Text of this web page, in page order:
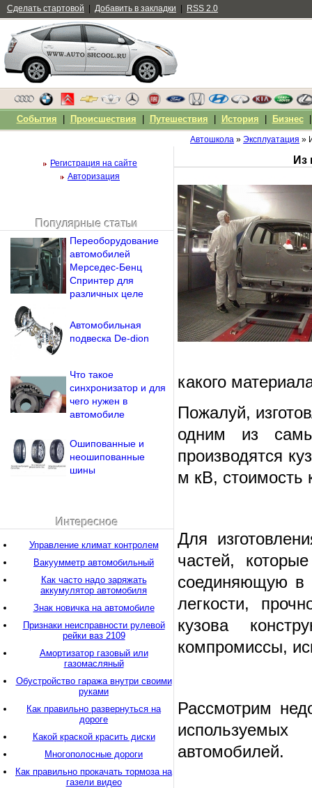
Автошкола » Эксплуатация »
Из
какого
Пожалуй,
одним из
производятся
м кВ, стоимость
Для
частей,
соединяющую в
легкости,
кузова
компромиссы,
Рассмотрим
автомобилей.
Регистрация на сайте
Авторизация
Напомнить пароль?
Популярные статьи
Переоборудование
автомобилей
Мерседес-Бенц
Спринтер для
различных целе
Автомобильная
подвеска De-dion
Что такое
синхронизатор и для
чего нужен в
автомобиле
Ошипованные и
неошипованные
шины
Интересное
Управление климат контролем
Вакуумметр автомобильный
Как часто надо заряжать
аккумулятор автомобиля
Знак новичка на автомобиле
Признаки неисправности рулевой
рейки ваз 2109
Амортизатор газовый или
газомасляный
Обустройство гаража внутри своими
руками
Как правильно развернуться на
дороге
Какой краской красить диски
Многополосные дороги
Как правильно прокачать тормоза на
газели видео
Сделать стартовой Добавить в закладки RSS 2.0
События Происшествия Путешествия История Бизнес